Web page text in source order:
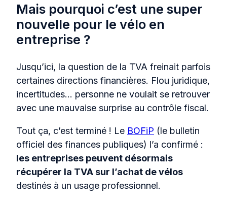
Mais pourquoi c’est une super
nouvelle pour le vélo en
entreprise ?
Jusqu’ici, la question de la TVA freinait parfois
certaines directions financières. Flou juridique,
incertitudes… personne ne voulait se retrouver
avec une mauvaise surprise au contrôle fiscal.
Tout ça, c’est terminé ! Le BOFiP (le bulletin
officiel des finances publiques) l’a confirmé :
les entreprises peuvent désormais
récupérer la TVA sur l’achat de vélos
destinés à un usage professionnel.